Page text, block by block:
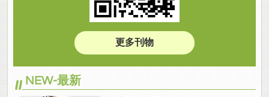
更多刊物
NEW-最新